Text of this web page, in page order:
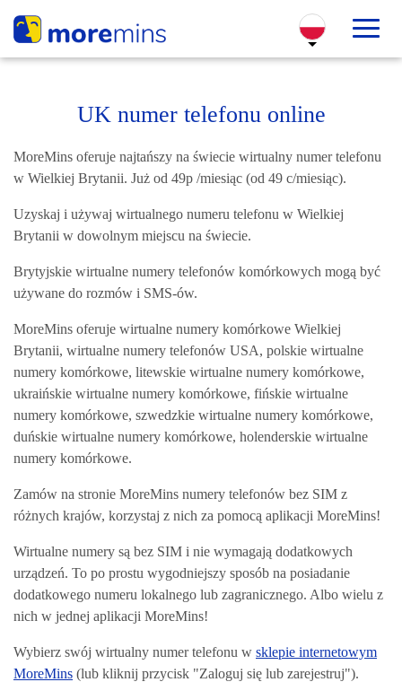
UK numer telefonu online
MoreMins oferuje najtańszy na świecie wirtualny numer telefonu
w Wielkiej Brytanii. Już od 49p /miesiąc (od 49 c/miesiąc).
Uzyskaj i używaj wirtualnego numeru telefonu w Wielkiej
Brytanii w dowolnym miejscu na świecie.
Brytyjskie wirtualne numery telefonów komórkowych mogą być
używane do rozmów i SMS-ów.
MoreMins oferuje wirtualne numery komórkowe Wielkiej
Brytanii, wirtualne numery telefonów USA, polskie wirtualne
numery komórkowe, litewskie wirtualne numery komórkowe,
ukraińskie wirtualne numery komórkowe, fińskie wirtualne
numery komórkowe, szwedzkie wirtualne numery komórkowe,
duńskie wirtualne numery komórkowe, holenderskie wirtualne
numery komórkowe.
Zamów na stronie MoreMins numery telefonów bez SIM z
różnych krajów, korzystaj z nich za pomocą aplikacji MoreMins!
Wirtualne numery są bez SIM i nie wymagają dodatkowych
urządzeń. To po prostu wygodniejszy sposób na posiadanie
dodatkowego numeru lokalnego lub zagranicznego. Albo wielu z
nich w jednej aplikacji MoreMins!
Wybierz swój wirtualny numer telefonu w sklepie internetowym
MoreMins (lub kliknij przycisk "Zaloguj się lub zarejestruj").